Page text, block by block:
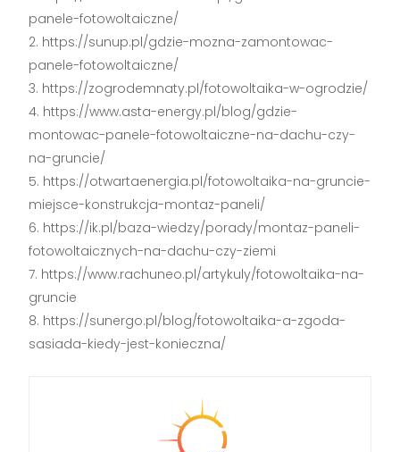
panele-fotowoltaiczne/
https://sunup.pl/gdzie-mozna-zamontowac-
panele-fotowoltaiczne/
https://zogrodemnaty.pl/fotowoltaika-w-ogrodzie/
https://www.asta-energy.pl/blog/gdzie-
montowac-panele-fotowoltaiczne-na-dachu-czy-
na-gruncie/
https://otwartaenergia.pl/fotowoltaika-na-gruncie-
miejsce-konstrukcja-montaz-paneli/
https://ik.pl/baza-wiedzy/porady/montaz-paneli-
fotowoltaicznych-na-dachu-czy-ziemi
https://www.rachuneo.pl/artykuly/fotowoltaika-na-
gruncie
https://sunergo.pl/blog/fotowoltaika-a-zgoda-
sasiada-kiedy-jest-konieczna/